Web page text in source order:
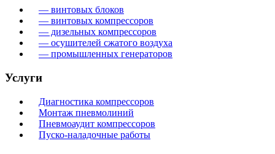
— винтовых блоков
— винтовых компрессоров
— дизельных компрессоров
— осушителей сжатого воздуха
— промышленных генераторов
Услуги
Диагностика компрессоров
Монтаж пневмолиний
Пневмоаудит компрессоров
Пуско-наладочные работы